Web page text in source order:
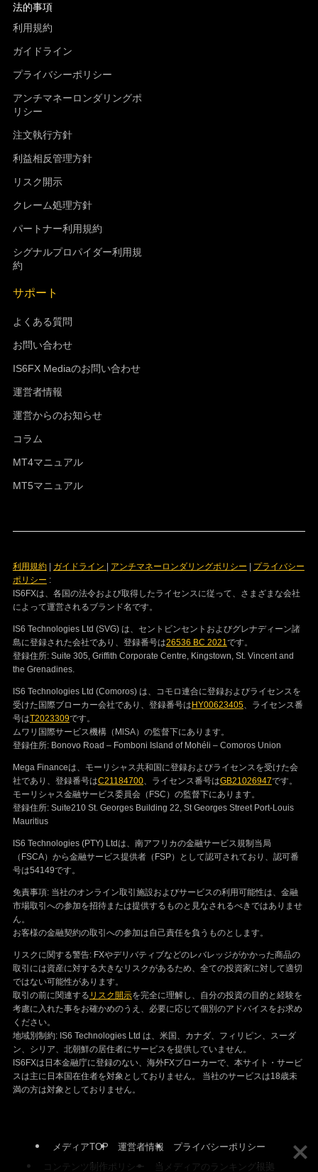
法的事項
利用規約
ガイドライン
プライバシーポリシー
アンチマネーロンダリングポ
リシー
注文執行方針
利益相反管理方針
リスク開示
クレーム処理方針
パートナー利用規約
シグナルプロパイダー利用規
約
サポート
よくある質問
お問い合わせ
IS6FX Mediaのお問い合わせ
運営者情報
運営からのお知らせ
コラム
MT4マニュアル
MT5マニュアル
利用規約| ガイドライン アンチマネーロンダリングポリシー
プライバシー
ポリシー :
IS6FXは、各国の法令および取得したライセンスに従って、さまざまな会社
によって運営されるブランド名です。
IS6 Technologies Ltd (SVG) は、セントビンセントおよびグレナディーン諸
島に登録された会社であり、登録番号は26536 BC 2021です。
登録住所: Suite 305, Griffith Corporate Centre, Kingstown, St. Vincent and
the Grenadines.
IS6 Technologies Ltd (Comoros) は、コモロ連合に登録およびライセンスを
受けた国際ブローカー会社であり、登録番号は HY00623405、ライセンス番
号はT2023309です。
ムワリ国際サービス機構（MlSA）の監督下にあります。
登録住所: Bonovo Road – Fomboni Island of Mohéli – Comoros Union
Mega Financeは、モーリシャス共和国に登録およびライセンスを受けた会
社であり、登録番号はC21184700、ライセンス番号はGB21026947です。
モーリシャス金融サービス委員会（FSC）の監督下にあります。
登録住所: Suite210 St. Georges Building 22, St Georges Street Port-Louis
Mauritius
IS6 Technologies (PTY) Ltdは、南アフリカの金融サービス規制当局
（FSCA）から金融サービス提供者（FSP）として認可されており、認可番
号は54149です。
免責事項: 当社のオンライン取引施設およびサービスの利用可能性は、金融
市場取引への参加を招待または提供するものと見なされるべきではありませ
ん。
お客様の金融契約の取引への参加は自己責任を負うものとします。
リスクに関する警告: FXやデリバティブなどのレバレッジがかかった商品の
取引には資産に対する大きなリスクがあるため、全ての投資家に対して適切
ではない可能性があります。
取引の前に関連する リスク開示を完全に理解し、自分の投資の目的と経験を
考慮に入れた事をお確かめのうえ、必要に応じて個別のアドバイスをお求め
ください。
地域別制約: IS6 Technologies Ltd は、米国、カナダ、フィリピン、スーダ
ン、シリア、北朝鮮の居住者にサービスを提供していません。
IS6FXは日本金融庁に登録のない、海外FXブローカーで、本サイト・サービ
スは主に日本国在住者を対象としておりません。 当社のサービスは18歳未
満の方は対象としておりません。
メディアTOP 運営者情報
プライバシーポリシー
コンテンツ制作ポリシー
当メディアのランキング根拠